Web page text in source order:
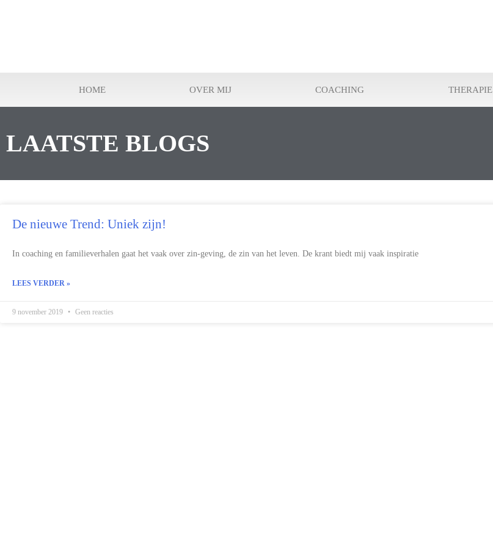
HOME OVER MIJ COACHING THERAPIE
LAATSTE BLOGS
De nieuwe Trend: Uniek zijn!
In coaching en familieverhalen gaat het vaak over zin-geving, de zin van het leven. De krant biedt mij vaak inspiratie
LEES VERDER »
9 november 2019 Geen reacties